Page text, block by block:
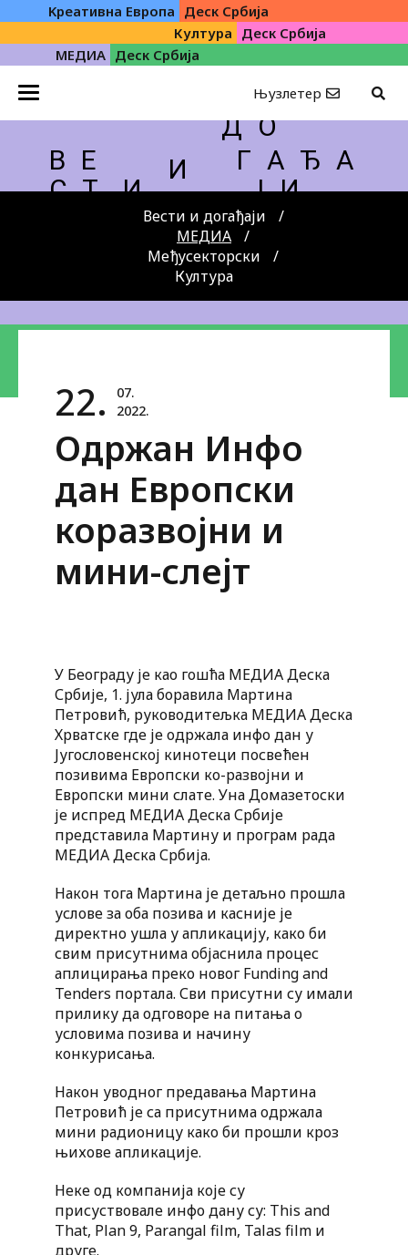
Kреативна Eвропа Деск Србија
Култура Деск Србија
МЕДИА Деск Србија
Њузлетер
Д О
В Е
И
Г А Ђ А
С Т И Ј И
Вести и догађаји
МЕДИА
Међусекторски
Култура
22.
07.
2022.
Одржан Инфо
дан Европски
коразвојни и
мини-слејт
У Београду је као гошћа МЕДИА Деска
Србије, 1. јула боравила Мартина
Петровић, руководитељка МЕДИА Деска
Хрватске где је одржала инфо дан у
Југословенској кинотеци посвећен
позивима Европски ко-развојни и
Европски мини слате. Уна Домазетоски
је испред МЕДИА Деска Србије
представила Мартину и програм рада
МЕДИА Деска Србија.
Након тога Мартина је детаљно прошла
услове за оба позива и касније је
директно ушла у апликацију, како би
свим присутнима објаснила процес
аплицирања преко новог Funding and
Tenders портала. Сви присутни су имали
прилику да одговоре на питања о
условима позива и начину
конкурисања.
Након уводног предавања Мартина
Петровић је са присутнима одржала
мини радионицу како би прошли кроз
њихове апликације.
Неке од компанија које су
присуствовале инфо дану су: This and
That, Plan 9, Parangal film, Talas film и
друге.